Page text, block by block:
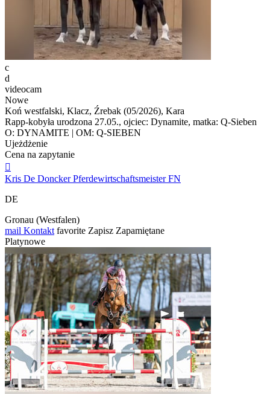
c
d
videocam
Nowe
Koń westfalski, Klacz, Źrebak (05/2026), Kara
Rapp-kobyła urodzona 27.05., ojciec: Dynamite, matka: Q-Sieben
O: DYNAMITE | OM: Q-SIEBEN
Ujeżdżenie
Cena na zapytanie

Kris De Doncker Pferdewirtschaftsmeister FN
DE
Gronau (Westfalen)
mail Kontakt favorite Zapisz Zapamiętane
Platynowe